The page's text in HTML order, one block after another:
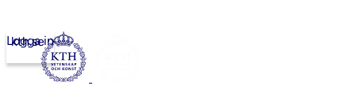
kth.se
Logga in